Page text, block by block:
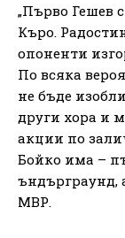
„Първо Гешев
Къро.
опоненти
По всяка
не бъде
други хора и
акции по
Бойко има –
ъндърграунд,
МВР.